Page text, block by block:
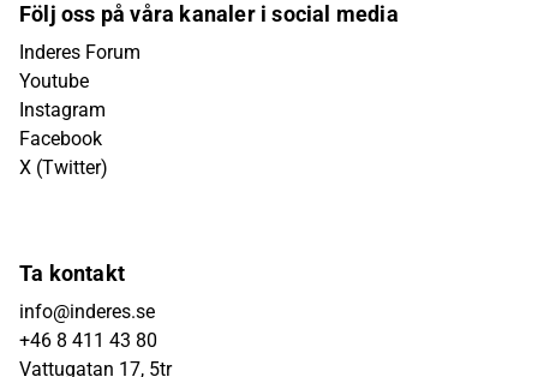
Följ oss på våra kanaler i social media
Inderes Forum
Youtube
Instagram
Facebook
X (Twitter)
Ta kontakt
info@inderes.se
+46 8 411 43 80
Vattugatan 17, 5tr